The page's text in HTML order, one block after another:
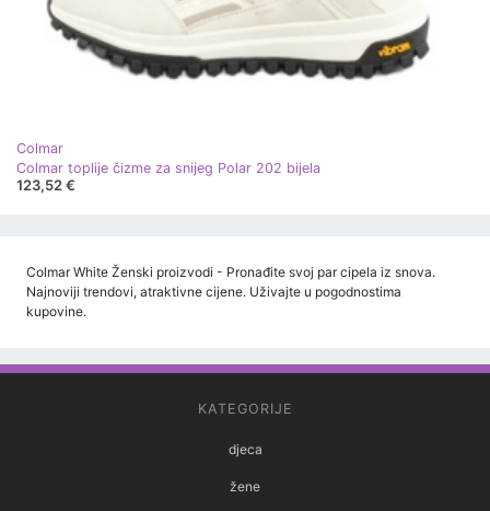
Colmar
Colmar toplije čizme za snijeg Polar 202 bijela
123,52 €
Colmar White Ženski proizvodi - Pronađite svoj par cipela iz snova.
Najnoviji trendovi, atraktivne cijene. Uživajte u pogodnostima
kupovine.
KATEGORIJE
djeca
žene